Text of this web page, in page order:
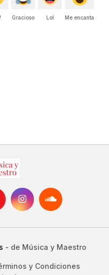
Gracioso Lol Me encanta
- de Música y Maestro
y Condiciones